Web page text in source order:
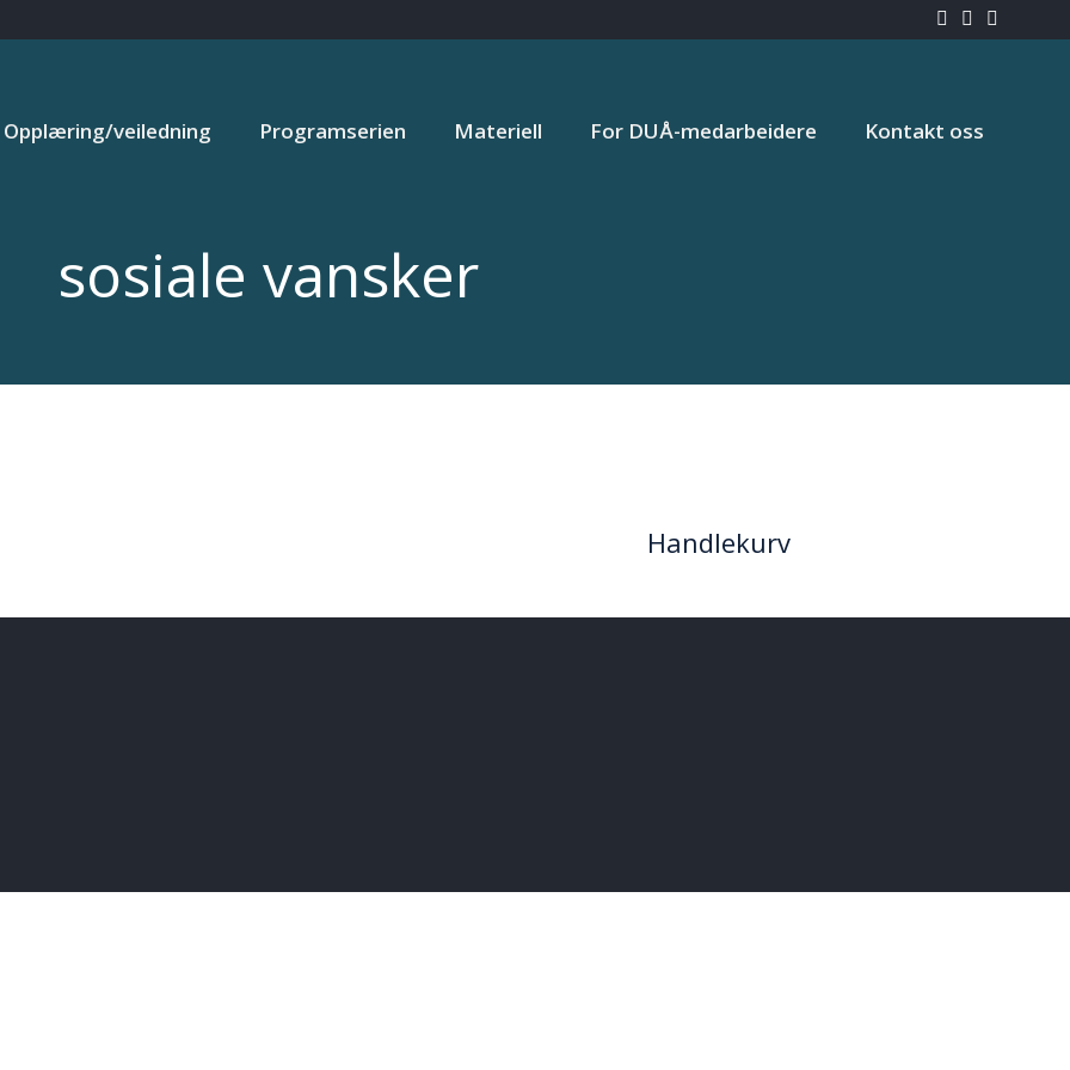
Opplæring/veiledning Programserien Materiell For DUÅ-medarbeidere Kontakt oss
sosiale vansker
Handlekurv